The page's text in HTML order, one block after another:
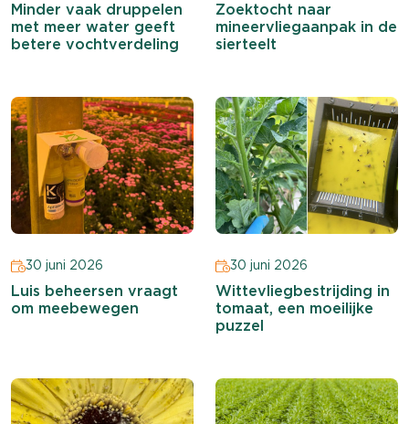
Minder vaak druppelen
met meer water geeft
betere vochtverdeling
Zoektocht naar
mineervliegaanpak in de
sierteelt
30 juni 2026
Luis beheersen vraagt
om meebewegen
30 juni 2026
Wittevliegbestrijding in
tomaat, een moeilijke
puzzel